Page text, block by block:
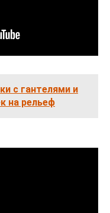
с гантелями и
на рельеф